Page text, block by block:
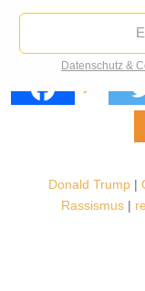
Datenschutz &
Donald Trump |
Rassismus |